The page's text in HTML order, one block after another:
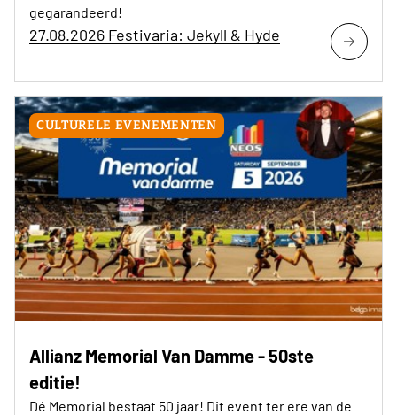
gegarandeerd!
27.08.2026 Festivaria: Jekyll & Hyde
CULTURELE EVENEMENTEN
Allianz Memorial Van Damme - 50ste
editie!
Dé Memorial bestaat 50 jaar! Dit event ter ere van de